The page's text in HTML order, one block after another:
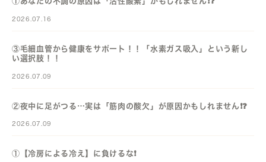
2026.07.16
③毛細血管から健康をサポート！！「水素ガス吸入」という新し
い選択肢！！
2026.07.09
②夜中に足がつる…実は「筋肉の酸欠」が原因かもしれません❗️❓️
2026.07.09
①【冷房による冷え】に負けるな❗️